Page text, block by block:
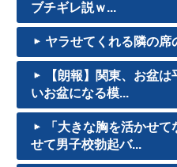
ブチギレ説ｗ...
ヤラせてくれる隣の席
【朗報】関東、お盆
いお盆になる模...
「大きな胸を活かせ
せて男子校勃起バ...